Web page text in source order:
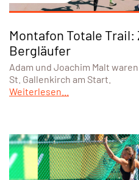
Montafon Totale
Bergläufer
Adam und Joachim Malt
St. Gallenkirch am Start.
Weiterlesen...